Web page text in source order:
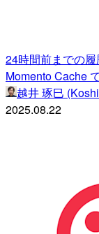
24時間前までの
Momento Cache
越井 琢巳
2025.08.22